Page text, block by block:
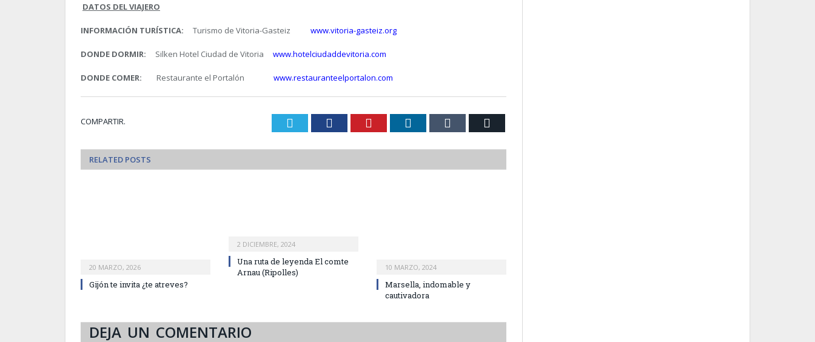
DATOS DEL VIAJERO
INFORMACIÓN TURÍSTICA: Turismo de Vitoria-Gasteiz www.vitoria-gasteiz.org
DONDE DORMIR: Silken Hotel Ciudad de Vitoria www.hotelciudaddevitoria.com
DONDE COMER: Restaurante el Portalón www.restauranteelportalon.com
COMPARTIR. Facebook Pinterest LinkedIn Tumblr
RELATED POSTS
20 MARZO, 2026
Gijón te invita ¿te atreves?
2 DICIEMBRE, 2024
Una ruta de leyenda El comte
Arnau (Ripolles)
10 MARZO, 2024
Marsella, indomable y
cautivadora
DEJA UN COMENTARIO